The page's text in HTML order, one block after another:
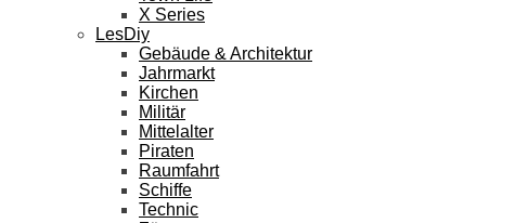
X Series
LesDiy
Gebäude & Architektur
Jahrmarkt
Kirchen
Militär
Mittelalter
Piraten
Raumfahrt
Schiffe
Technic